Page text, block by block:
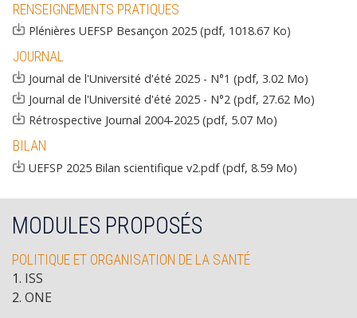
RENSEIGNEMENTS PRATIQUES
Document
Plénières UEFSP Besançon 2025 (pdf, 1018.67 Ko)
JOURNAL
Document
Journal de l'Université d'été 2025 - N°1 (pdf, 3.02 Mo)
Document
Journal de l'Université d'été 2025 - N°2 (pdf, 27.62 Mo)
Document
Rétrospective Journal 2004-2025 (pdf, 5.07 Mo)
BILAN
Document
UEFSP 2025 Bilan scientifique v2.pdf (pdf, 8.59 Mo)
MODULES PROPOSÉS
POLITIQUE ET ORGANISATION DE LA SANTÉ
1. ISS
2. ONE